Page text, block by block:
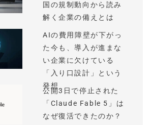
国の規制動向から読み
解く企業の備えとは
AIの費用障壁が下がっ
た今も、導入が進まな
い企業に欠けている
「入り口設計」という
発想
公開3日で停止された
「Claude Fable 5」は
なぜ復活できたのか？